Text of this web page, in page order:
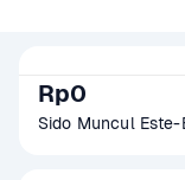
Rp0
Sido Muncul Este-